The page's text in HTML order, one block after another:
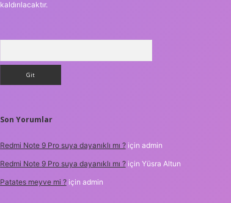
kaldırılacaktır.
Son Yorumlar
Redmi Note 9 Pro suya dayanıklı mı ?için admin
Redmi Note 9 Pro suya dayanıklı mı ?için Yüsra Altun
Patates meyve mi ?için admin